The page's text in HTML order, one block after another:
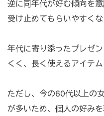
逆に同年代が好む傾向を
受け止めてもらいやすくな
年代に寄り添ったプレゼ
くく、長く使えるアイテ
ただし、今の60代以上の
が多いため、個人の好み